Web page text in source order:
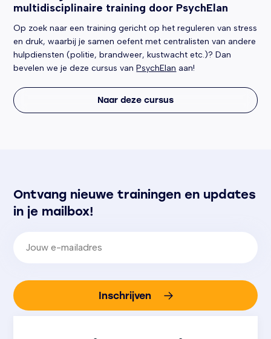
multidisciplinaire training door PsychElan
Op zoek naar een training gericht op het reguleren van stress
en druk, waarbij je samen oefent met centralisten van andere
hulpdiensten (politie, brandweer, kustwacht etc.)? Dan
bevelen we je deze cursus vanPsychElan aan!
Naar deze cursus
Ontvang nieuwe trainingen en updates
in je mailbox!
Inschrijven